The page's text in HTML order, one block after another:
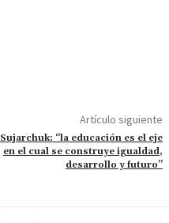
Artículo siguiente
Sujarchuk: “la educación es el eje
en el cual se construye igualdad,
desarrollo y futuro”